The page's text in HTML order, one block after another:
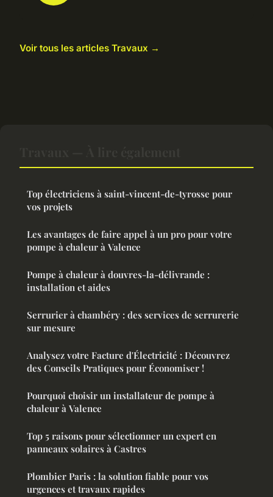
Voir tous les articles Travaux →
Top électriciens à saint-vincent-de-tyrosse pour
vos projets
Les avantages de faire appel à un pro pour votre
pompe à chaleur à Valence
Pompe à chaleur à douvres-la-délivrande :
installation et aides
Serrurier à chambéry : des services de serrurerie
sur mesure
Analysez votre Facture d'Électricité : Découvrez
des Conseils Pratiques pour Économiser !
Pourquoi choisir un installateur de pompe à
chaleur à Valence
Top 5 raisons pour sélectionner un expert en
panneaux solaires à Castres
Plombier Paris : la solution fiable pour vos
urgences et travaux rapides